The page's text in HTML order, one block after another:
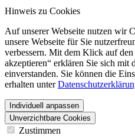
Hinweis zu Cookies
Auf unserer Webseite nutzen wir
unsere Webseite für Sie
verbessern. Mit dem Klick auf
akzeptieren“ erklären Sie sich mit
einverstanden. Sie können die
erhalten unter
Individuell anpassen
Unverzichtbare Cookies
Zustimmen